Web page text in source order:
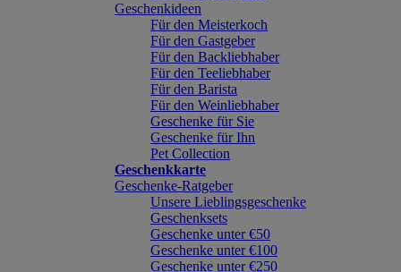
Geschenkideen
Für den Meisterkoch
Für den Gastgeber
Für den Backliebhaber
Für den Teeliebhaber
Für den Barista
Für den Weinliebhaber
Geschenke für Sie
Geschenke für Ihn
Pet Collection
Geschenkkarte
Geschenke-Ratgeber
Unsere Lieblingsgeschenke
Geschenksets
Geschenke unter €50
Geschenke unter €100
Geschenke unter €250